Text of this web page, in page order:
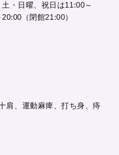
・日曜、祝日は11:00～
（閉館21:00）
肩、運動麻痺、打ち身、痔